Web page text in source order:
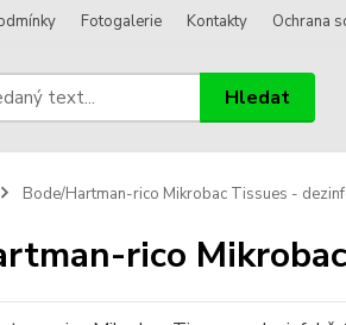
Fotogalerie Kontakty Ochrana
Hledat
Bode/Hartman-rico Mikrobac Tissues -
rico